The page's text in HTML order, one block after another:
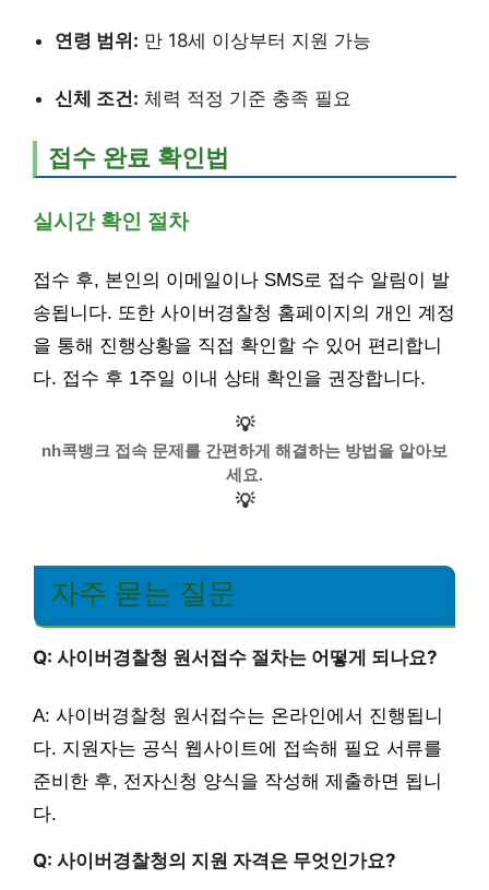
연령 범위: 만 18세 이상부터 지원 가능
신체 조건: 체력 적정 기준 충족 필요
접수 완료 확인법
실시간 확인 절차
접수 후, 본인의 이메일이나 SMS로 접수 알림이 발
송됩니다. 또한 사이버경찰청 홈페이지의 개인 계정
을 통해 진행상황을 직접 확인할 수 있어 편리합니
다. 접수 후 1주일 이내 상태 확인을 권장합니다.
💡
nh콕뱅크 접속 문제를 간편하게 해결하는 방법을 알아보
세요.
💡
자주 묻는 질문
Q: 사이버경찰청 원서접수 절차는 어떻게 되나요?
A: 사이버경찰청 원서접수는 온라인에서 진행됩니
다. 지원자는 공식 웹사이트에 접속해 필요 서류를
준비한 후, 전자신청 양식을 작성해 제출하면 됩니
다.
Q: 사이버경찰청의 지원 자격은 무엇인가요?